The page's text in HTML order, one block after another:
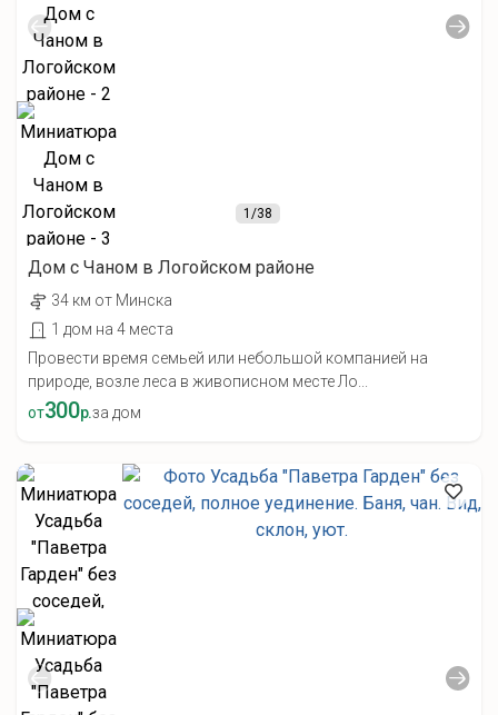
1/38
Дом с Чаном в Логойском районе
34 км от Минска
1 дом на 4 места
Провести время семьей или небольшой компанией на
природе, возле леса в живописном месте Ло...
от300р.за дом